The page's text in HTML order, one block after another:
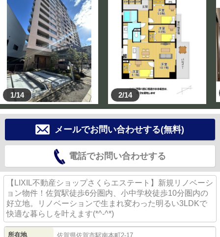
1/14 2/14
メールでお問い合わせする(無料)
電話でお問い合わせする
【LIXIL不動産ショップさくらエステート】新規リノベーシ
ョン物件！佐賀駅徒歩6分圏内、小中学校徒歩10分圏内の
好立地。リノベーションで生まれ変わった明るい3LDKで
快適な暮らしを叶えます(*^-^*)
所在地 佐賀県佐賀市駅南本町2-17